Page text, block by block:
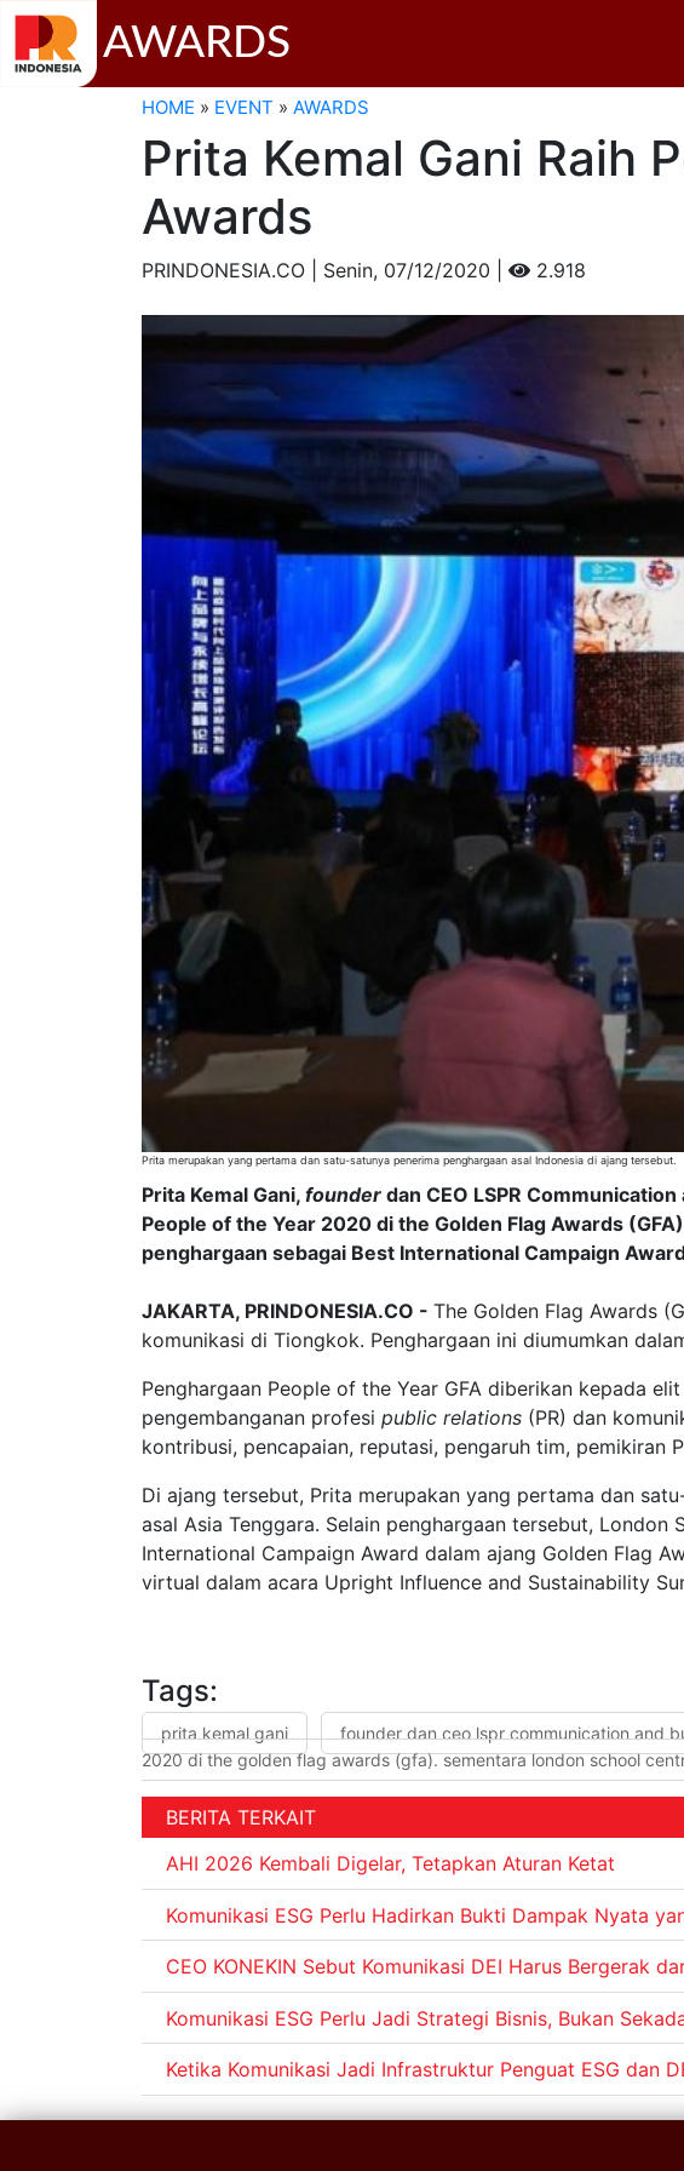
AWARDS
HOME » EVENT » AWARDS
Prita Kemal Gani Raih
Awards
PRINDONESIA.CO | Senin, 07/12/2020 | 2.918
Prita merupakan yang pertama dan satu-satunya penerima penghargaan asal Indonesia di ajang tersebut.
Prita Kemal Gani, founder dan CEO LSPR
People of the Year 2020 di the Golden Flag Awards
penghargaan sebagai Best International Campaign
JAKARTA, PRINDONESIA.CO - The Golden Flag Awards
komunikasi di Tiongkok. Penghargaan ini diumumkan
Penghargaan People of the Year GFA diberikan kepada
pengembanganan profesi public relations (PR) dan
kontribusi, pencapaian, reputasi, pengaruh tim, pemikiran
Di ajang tersebut, Prita merupakan yang pertama dan
asal Asia Tenggara. Selain penghargaan tersebut,
International Campaign Award dalam ajang Golden Flag
virtual dalam acara Upright Influence and Sustainability
Tags:
prita kemal gani founder dan ceo lspr communication and
2020 di the golden flag awards (gfa). sementara london school
BERITA TERKAIT
AHI 2026 Kembali Digelar, Tetapkan Aturan Ketat
Komunikasi ESG Perlu Hadirkan Bukti Dampak Nyata
CEO KONEKIN Sebut Komunikasi DEI Harus Bergerak
Komunikasi ESG Perlu Jadi Strategi Bisnis, Bukan
Ketika Komunikasi Jadi Infrastruktur Penguat ESG dan